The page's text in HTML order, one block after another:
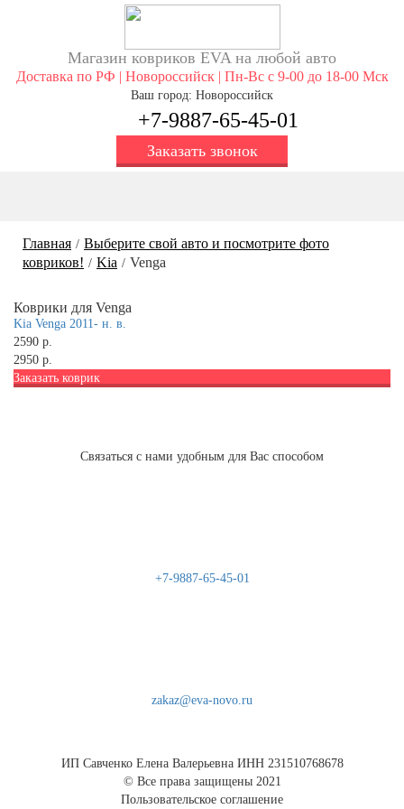
Магазин ковриков EVA ​на любой авто
Доставка по РФ | Новороссийск | Пн-Вс с 9-00 до 18-00 Мск
Ваш город: Новороссийск
+7-9887-65-45-01
Заказать звонок
Главная / Выберите свой авто и посмотрите фото
ковриков! / Kia / Venga
Коврики для Venga
Kia Venga 2011- н. в.
2590 р.
2950 р.
Заказать коврик
Связаться с нами удобным для Вас способом
+7-9887-65-45-01
zakaz@eva-novo.ru
ИП Савченко Елена Валерьевна ИНН 231510768678
© Все права защищены 2021
Пользовательское соглашение